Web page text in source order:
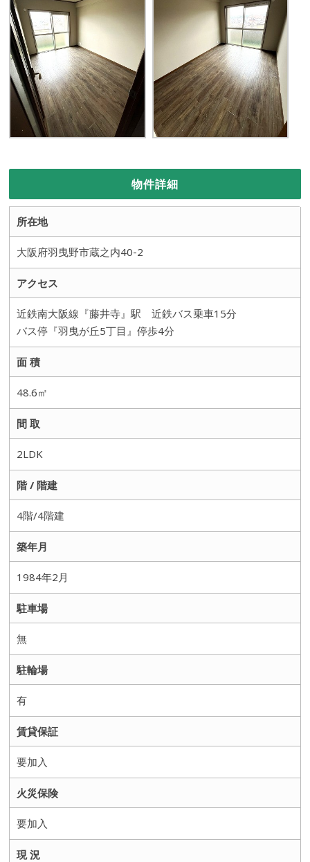
物件詳細
所在地
大阪府羽曳野市蔵之内40-2
アクセス
近鉄南大阪線『藤井寺』駅 近鉄バス乗車15分
バス停『羽曳が丘5丁目』停歩4分
面 積
48.6㎡
間 取
2LDK
階 / 階建
4階/4階建
築年月
1984年2月
駐車場
無
駐輪場
有
賃貸保証
要加入
火災保険
要加入
現 況